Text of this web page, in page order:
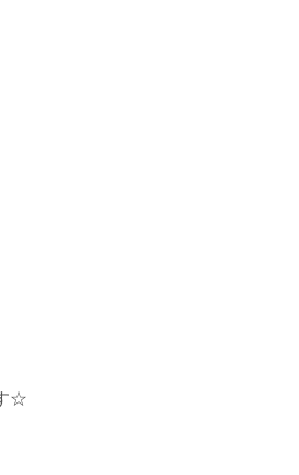
☆